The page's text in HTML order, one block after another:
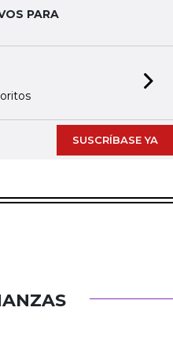
PARA
SUSCRÍBASE YA